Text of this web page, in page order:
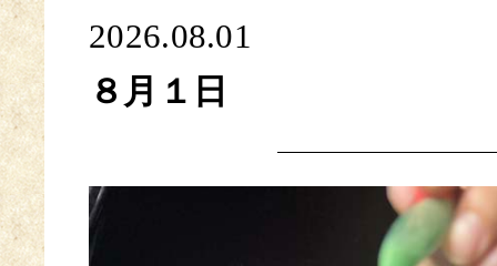
2026.08.01
８月１日